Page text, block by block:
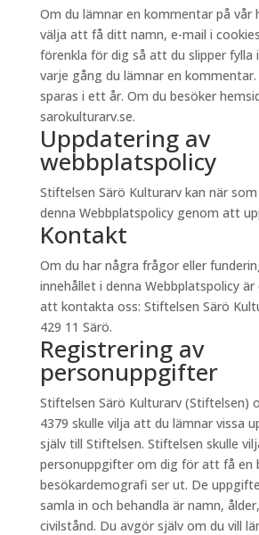
Om du lämnar en kommentar på vår
välja att få ditt namn, e-mail i
förenkla för dig så att du slipper fylla
varje gång du lämnar en
sparas i ett år. Om du besöker
sarokulturarv.se.
Uppdatering av
webbplatspolicy
Stiftelsen Särö Kulturarv kan när
denna Webbplatspolicy genom att
Kontakt
Om du har några frågor eller
innehållet i denna Webbplatspolicy
att kontakta oss: Stiftelsen Särö
429 11 Särö.
Registrering av
personuppgifter
Stiftelsen Särö Kulturarv (Stiftelsen)
4379 skulle vilja att du lämnar vissa
själv till Stiftelsen. Stiftelsen skulle
personuppgifter om dig för att få en
besökardemografi ser ut. De
samla in och behandla är namn,
civilstånd. Du avgör själv om du vill